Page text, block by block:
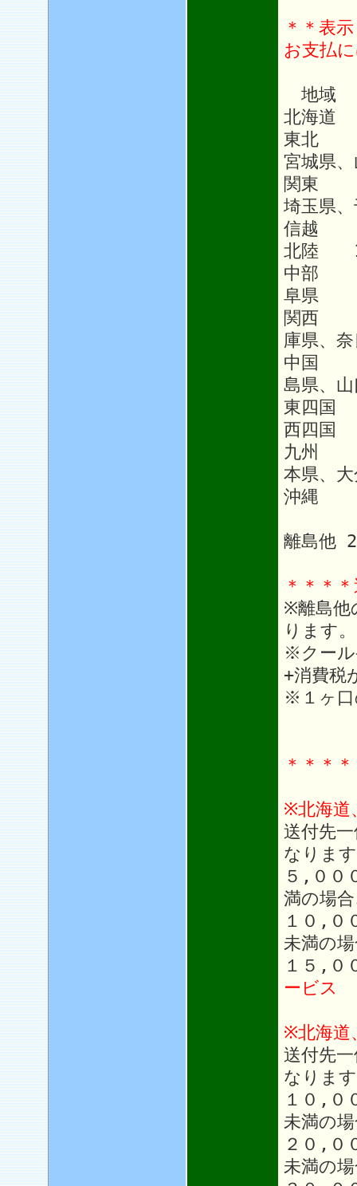
＊＊表
お支払
地
北海
東北
宮城県
関東
埼玉県
信越
北陸
中部
阜県
関西
庫県、
中国
島県、
東四
西四国
九州
本県、
沖縄
離島他
＊＊＊
※離島他
ります。
※クール
+消費税
※１ヶ口
＊＊＊
※北海道
送付先
なりま
５,００
満の場
１０,０
未満の
１５,０
ービス
※北海道
送付先
なりま
１０,０
未満の
２０,０
未満の